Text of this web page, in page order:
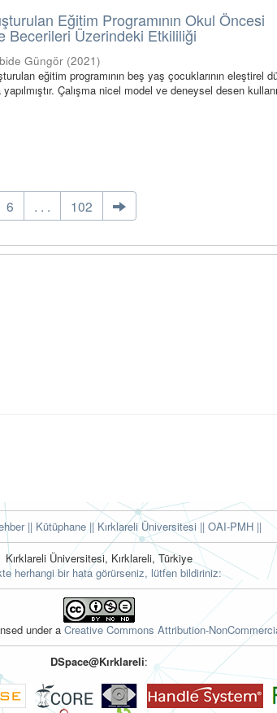
Eğitim Programının Okul Öncesi
Becerileri Üzerindeki Etkililiği
Güngör (2021)
eğitim programının beş yaş çocuklarının eleştirel
Çalışma nicel model ve deneysel desen
6 . . . 102
|| Kütüphane || Kırklareli Üniversitesi || OAI-PMH ||
Kırklareli Üniversitesi, Kırklareli, Türkiye
herhangi bir hata görürseniz, lütfen bildiriniz:
under a Creative Commons Attribution-
DSpace@Kırklareli: